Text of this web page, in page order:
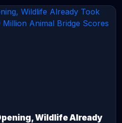
Wildlife Already